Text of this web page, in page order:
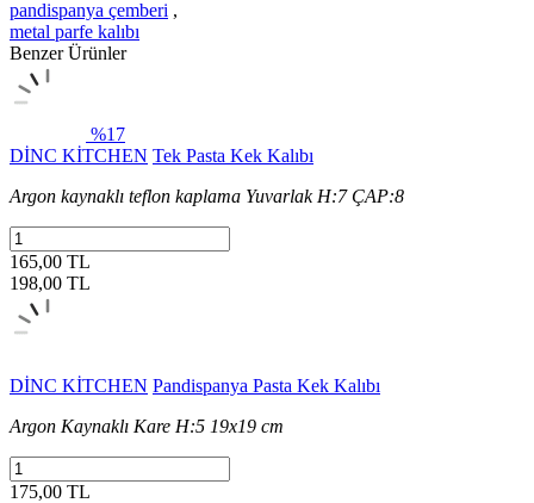
pandispanya çemberi ,
metal parfe kalıbı
Benzer Ürünler
%17
DİNC KİTCHEN Tek Pasta Kek Kalıbı
Argon kaynaklı teflon kaplama Yuvarlak H:7 ÇAP:8
165,00 TL
198,00 TL
DİNC KİTCHEN Pandispanya Pasta Kek Kalıbı
Argon Kaynaklı Kare H:5 19x19 cm
175,00 TL